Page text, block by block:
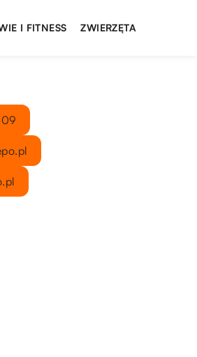
I FITNESS ZWIERZĘTA